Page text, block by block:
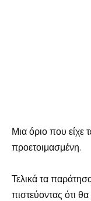
Μια όριο που είχε
προετοιμασμένη.
Τελικά τα
πιστεύοντας ότι